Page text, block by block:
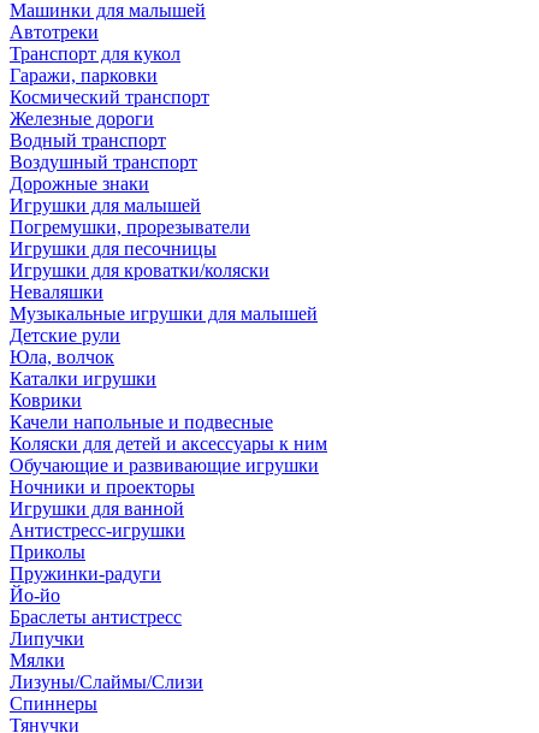
Машинки для малышей
Автотреки
Транспорт для кукол
Гаражи, парковки
Космический транспорт
Железные дороги
Водный транспорт
Воздушный транспорт
Дорожные знаки
Игрушки для малышей
Погремушки, прорезыватели
Игрушки для песочницы
Игрушки для кроватки/коляски
Неваляшки
Музыкальные игрушки для малышей
Детские рули
Юла, волчок
Каталки игрушки
Коврики
Качели напольные и подвесные
Коляски для детей и аксессуары к ним
Обучающие и развивающие игрушки
Ночники и проекторы
Игрушки для ванной
Антистресс-игрушки
Приколы
Пружинки-радуги
Йо-йо
Браслеты антистресс
Липучки
Мялки
Лизуны/Слаймы/Слизи
Спиннеры
Тянучки